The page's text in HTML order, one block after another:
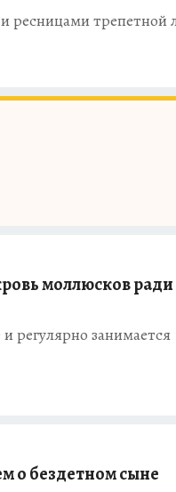
ресницами трепетной
моллюсков ради
регулярно занимается
о бездетном сыне